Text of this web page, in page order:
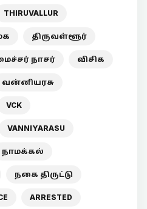
THIRUVALLUR
திருவள்ளூர்
நாசர் விசிக
வன்னியரசு
VCK
VANNIYARASU
நாமக்கல்
நகை திருட்டு
ARRESTED